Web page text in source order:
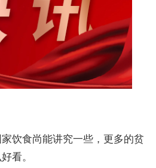
饮食尚能讲究一些，更多的贫
看。